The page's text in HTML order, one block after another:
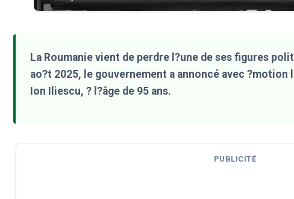
La Roumanie vient de perdre l?une de ses figures
ao?t 2025, le gouvernement a annoncé avec ?motion
Ion Iliescu, ? l?âge de 95 ans.
PUBLICITÉ